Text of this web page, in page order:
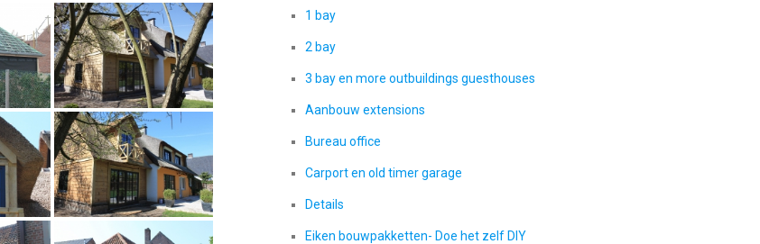
1 bay
2 bay
3 bay en more outbuildings guesthouses
Aanbouw extensions
Bureau office
Carport en old timer garage
Details
Eiken bouwpakketten- Doe het zelf DIY